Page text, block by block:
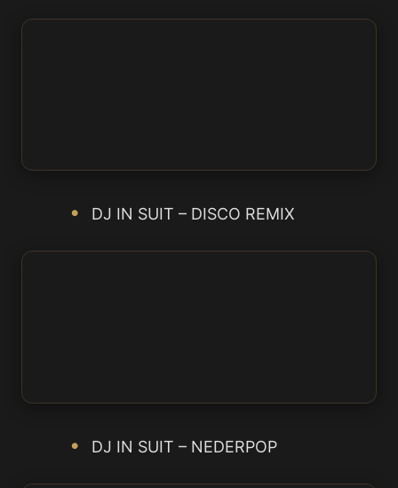
DJ IN SUIT – DISCO REMIX
DJ IN SUIT – NEDERPOP